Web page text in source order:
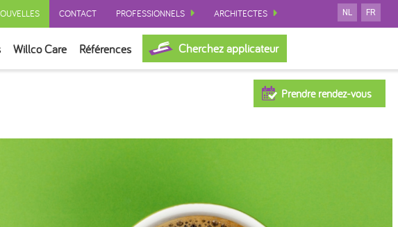
CONTACT PROFESSIONNELS ARCHITECTES NL FR
Willco Care Références Cherchez applicateur
Prendre rendez-vous